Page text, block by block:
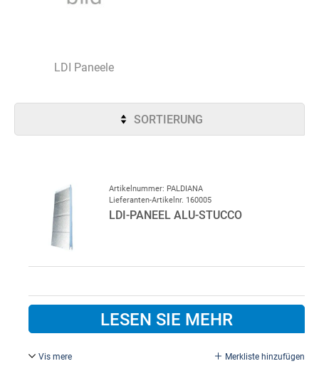
LDI Paneele
SORTIERUNG
Artikelnummer: PALDIANA
Lieferanten-Artikelnr. 160005
LDI-PANEEL ALU-STUCCO
LESEN SIE MEHR
Vis mere Merkliste hinzufügen